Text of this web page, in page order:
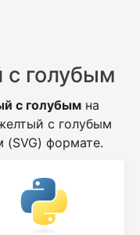
голубым
с голубым на
с голубым
(SVG) формате.